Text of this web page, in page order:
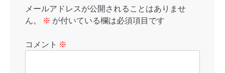
メールアドレスが公開されることはありませ
ん。
※ が付いている欄は必須項目です
コメント ※